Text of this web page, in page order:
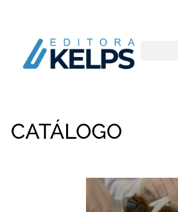
CATÁLOGO